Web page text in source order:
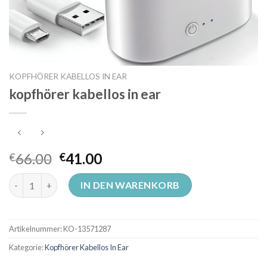
KOPFHÖRER KABELLOS IN EAR
kopfhörer kabellos in ear
€66.00 €41.00
kopfhörer kabellos in ear Menge
IN DEN WARENKORB
Artikelnummer:KO-13571287
Kategorie:Kopfhörer Kabellos In Ear